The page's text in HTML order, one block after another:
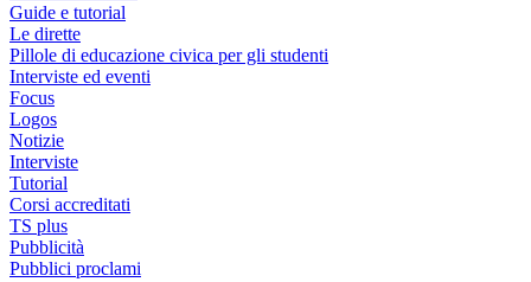
Guide e tutorial
Le dirette
Pillole di educazione civica per gli studenti
Interviste ed eventi
Focus
Logos
Notizie
Interviste
Tutorial
Corsi accreditati
TS plus
Pubblicità
Pubblici proclami